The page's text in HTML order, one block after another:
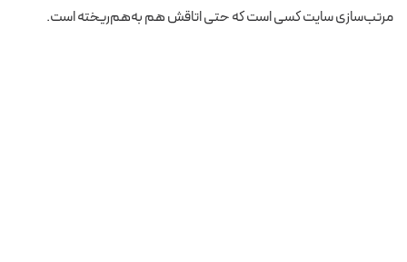
مرتب‌سازی سایت کسی است که حتی اتاقش هم به‌هم‌ریخته است.